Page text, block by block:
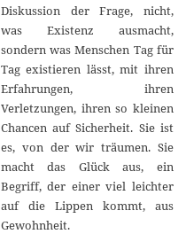
Diskussion der Frage, nicht,
was Existenz ausmacht,
sondern was Menschen Tag für
Tag existieren lässt, mit ihren
Erfahrungen, ihren
Verletzungen, ihren so kleinen
Chancen auf Sicherheit. Sie ist
es, von der wir träumen. Sie
macht das Glück aus, ein
Begriff, der einer viel leichter
auf die Lippen kommt, aus
Gewohnheit.